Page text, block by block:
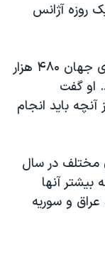
روزه آژانس
بان کی مون خواستار آن شد که کشورهای جهان ۴۸۰ هزار
او گفت
باید انجام
مختلف در سال
بیشتر آنها
و سوریه